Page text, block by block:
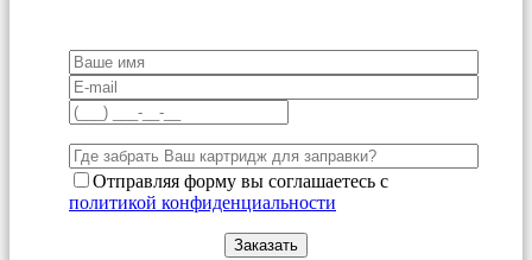
Отправляя форму вы соглашаетесь с
политикой конфиденциальности